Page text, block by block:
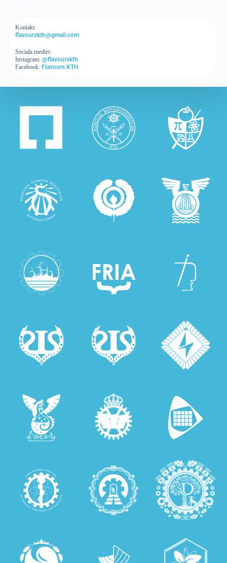
Kontakt:
flavourzkth@gmail.com
Sociala medier:
Instagram: @flavourskth
Facebook: Flavours KTH